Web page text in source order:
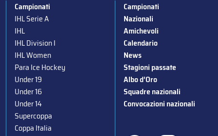
Campionati
IHL Serie A
IHL
IHL Division I
IHL Women
Para Ice Hockey
Under 19
Under 16
Under 14
Supercoppa
Coppa Italia
Campionati
Nazionali
Amichevoli
Calendario
News
Stagioni passate
Albo d’Oro
Squadre nazionali
Convocazioni nazionali